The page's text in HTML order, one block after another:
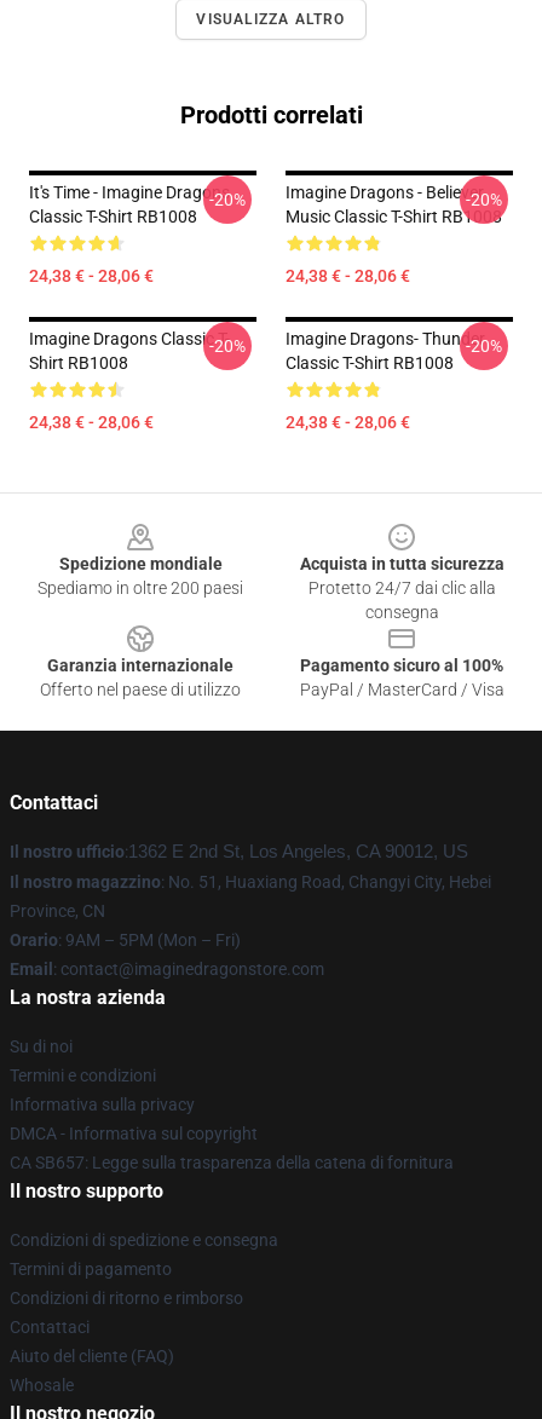
VISUALIZZA ALTRO
Prodotti correlati
It's Time - Imagine Dragons
Classic T-Shirt RB1008
24,38 € - 28,06 €
-20%
Imagine Dragons - Believer
Music Classic T-Shirt RB1008
24,38 € - 28,06 €
-20%
Imagine Dragons Classic T-
Shirt RB1008
24,38 € - 28,06 €
-20%
Imagine Dragons- Thunder
Classic T-Shirt RB1008
24,38 € - 28,06 €
-20%
Spedizione mondiale
Spediamo in oltre 200 paesi
Acquista in tutta sicurezza
Protetto 24/7 dai clic alla
consegna
Garanzia internazionale
Offerto nel paese di utilizzo
Pagamento sicuro al 100%
PayPal / MasterCard / Visa
Contattaci
Il nostro ufficio:1362 E 2nd St, Los Angeles, CA 90012, US
Il nostro magazzino: No. 51, Huaxiang Road, Changyi City, Hebei
Province, CN
Orario: 9AM – 5PM (Mon – Fri)
Email : contact@imaginedragonstore.com
La nostra azienda
Su di noi
Termini e condizioni
Informativa sulla privacy
DMCA - Informativa sul copyright
CA SB657: Legge sulla trasparenza della catena di fornitura
Il nostro supporto
Condizioni di spedizione e consegna
Termini di pagamento
Condizioni di ritorno e rimborso
Contattaci
Aiuto del cliente (FAQ)
Whosale
Il nostro negozio